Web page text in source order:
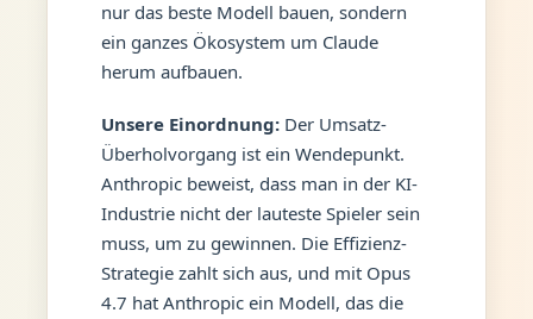
nur das beste Modell bauen, sondern
ein ganzes Ökosystem um Claude
herum aufbauen.
Unsere Einordnung:Der Umsatz-
Überholvorgang ist ein Wendepunkt.
Anthropic beweist, dass man in der KI-
Industrie nicht der lauteste Spieler sein
muss, um zu gewinnen. Die Effizienz-
Strategie zahlt sich aus, und mit Opus
4.7 hat Anthropic ein Modell, das die